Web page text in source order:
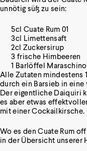
unnötig süß zu sein:
5cl Cuate Rum 01
3cl Limettensaft
2cl Zuckersirup
3 frische Himbeeren
1 Barlöffel Maraschino
Alle Zutaten mindestens
durch ein Barsieb in
Der eigentliche Daiquiri
es aber etwas
mit einer Cockailkirsche.
Wo es den Cuate Rum
in der Übersicht unserer